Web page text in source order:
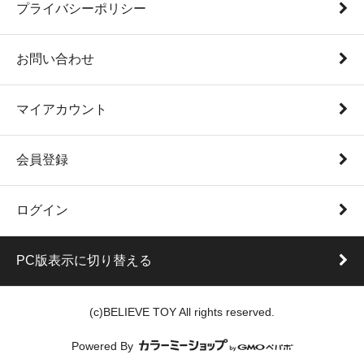
プライバシーポリシー
お問い合わせ
マイアカウント
会員登録
ログイン
PC版表示に切り替える
(c)BELIEVE TOY All rights reserved.
Powered By